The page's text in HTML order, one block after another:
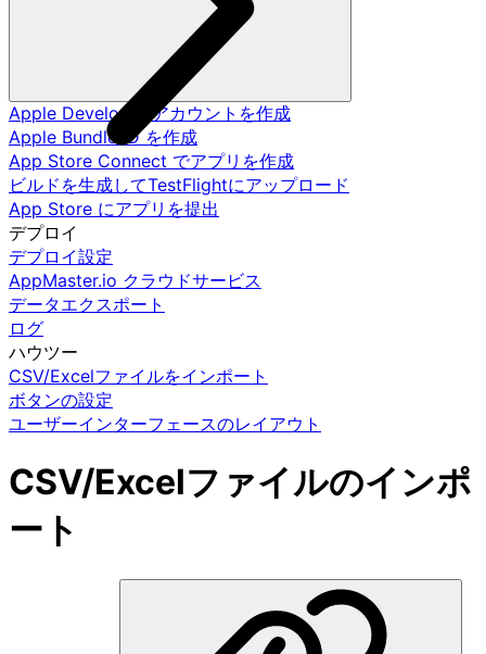
Apple Developer アカウントを作成
Apple Bundle ID を作成
App Store Connect でアプリを作成
ビルドを生成してTestFlightにアップロード
App Store にアプリを提出
デプロイ
デプロイ設定
AppMaster.io クラウドサービス
データエクスポート
ログ
ハウツー
CSV/Excelファイルをインポート
ボタンの設定
ユーザーインターフェースのレイアウト
CSV/Excelファイルのインポ
ート